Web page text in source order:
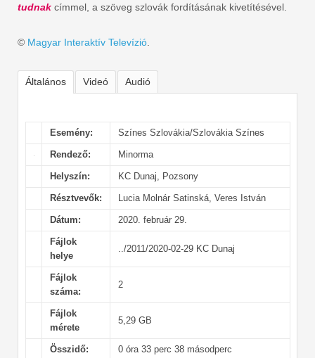
tudnak címmel, a szöveg szlovák fordításának kivetítésével.
© Magyar Interaktív Televízió
Általános Videó Audió
Esemény: Színes Szlovákia/Szlovákia Színes
Rendező: Minorma
Helyszín: KC Dunaj, Pozsony
Résztvevők: Lucia Molnár Satinská, Veres István
Dátum: 2020. február 29.
Fájlok
helye
../2011/2020-02-29 KC Dunaj
Fájlok
száma:
2
Fájlok
mérete
5,29 GB
Összidő: 0 óra 33 perc 38 másodperc